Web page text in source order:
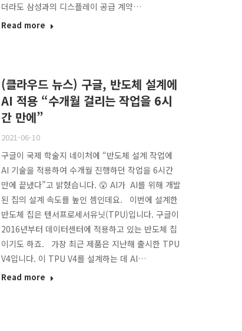
더라도 삼성과의 디스플레이 공급 계약…
Read more
(클라우드 뉴스) 구글, 반도체 설계에
AI 적용 “수개월 걸리는 작업을 6시
간 만에”
2021-06-10
구글이 국제 학술지 네이처에 “반도체 설계 작업에
AI 기술을 적용하여 수개월 진행하던 작업을 6시간
만에 끝냈다”고 밝혔습니다. 😲 AI가 AI를 위해 개발
된 칩의 설계 속도를 높인 셈인데요. 이번에 설계한
반도체 칩은 텐서프로세서유닛(TPU)입니다. 구글이
2016년부터 데이터센터에 적용하고 있는 반도체 칩
이기도 하죠. 가장 최근 제품은 지난해 출시한 TPU
V4입니다. 이 TPU V4를 설계하는 데 AI…
Read more